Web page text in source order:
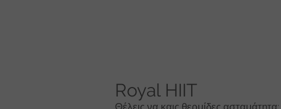
Royal HIIT
Θέλεις να καις θερμίδες ασταμάτητα;